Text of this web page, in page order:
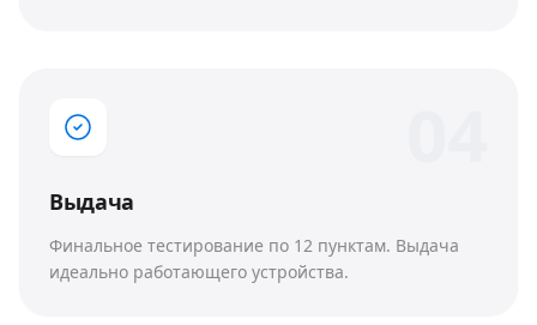
Выдача
Финальное тестирование по 12 пунктам. Выдача
идеально работающего устройства.